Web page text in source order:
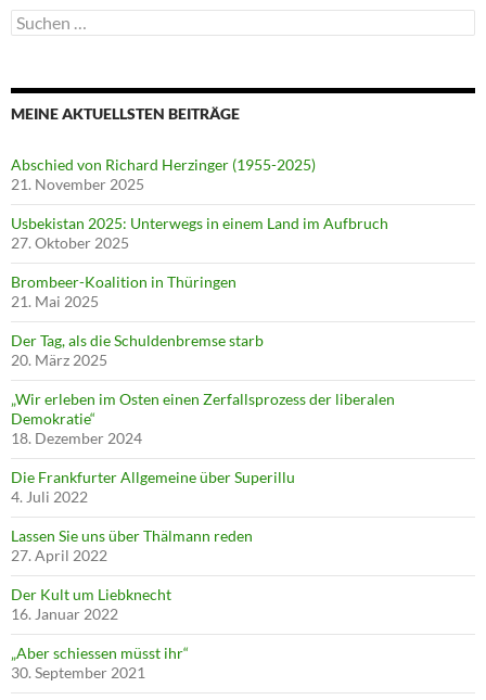
Suche
nach:
MEINE AKTUELLSTEN BEITRÄGE
Abschied von Richard Herzinger (1955-2025)
21. November 2025
Usbekistan 2025: Unterwegs in einem Land im Aufbruch
27. Oktober 2025
Brombeer-Koalition in Thüringen
21. Mai 2025
Der Tag, als die Schuldenbremse starb
20. März 2025
„Wir erleben im Osten einen Zerfallsprozess der liberalen
Demokratie“
18. Dezember 2024
Die Frankfurter Allgemeine über Superillu
4. Juli 2022
Lassen Sie uns über Thälmann reden
27. April 2022
Der Kult um Liebknecht
16. Januar 2022
„Aber schiessen müsst ihr“
30. September 2021